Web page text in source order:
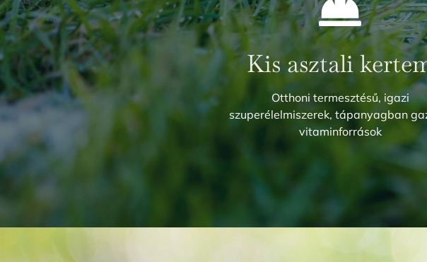
Kis asztali
Otthoni termesztésű, igazi
szuperélelmiszerek, tápanyagban
vitaminforrások